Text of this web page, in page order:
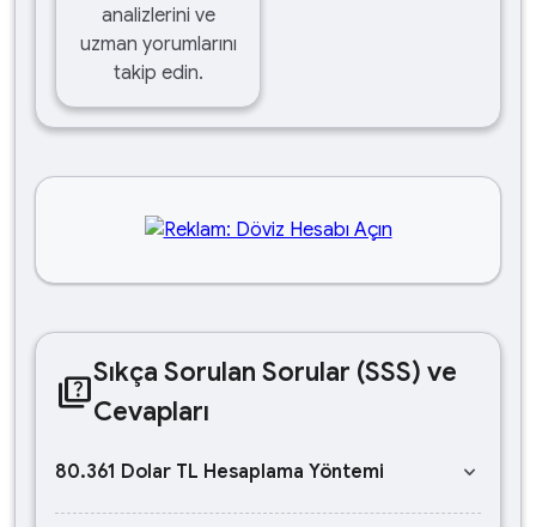
analizlerini ve
uzman yorumlarını
takip edin.
quizSıkça Sorulan Sorular (SSS) ve
Cevapları
80.361 Dolar TL Hesaplama Yöntemi keyboard_arrow_down